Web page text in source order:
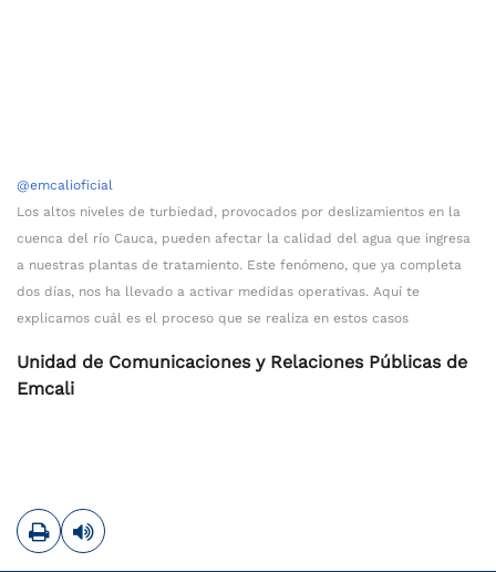
@emcalioficial
Los altos niveles de turbiedad, provocados por deslizamientos en la
cuenca del río Cauca, pueden afectar la calidad del agua que ingresa
a nuestras plantas de tratamiento. Este fenómeno, que ya completa
dos días, nos ha llevado a activar medidas operativas. Aquí te
explicamos cuál es el proceso que se realiza en estos casos
Unidad de Comunicaciones y Relaciones Públicas de
Emcali
ImprimirLeer contenido